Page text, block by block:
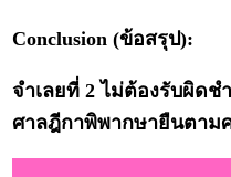
Conclusion (ข้อสรุป):
จำเลยที่ 2 ไม่ต้องรับผิด
ศาลฎีกาพิพากษายืนตาม